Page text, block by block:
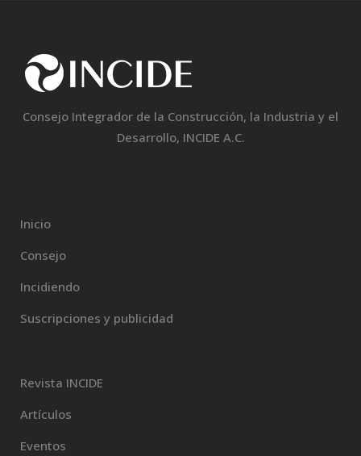
Consejo Integrador de la Construcción, la Industria y el
Desarrollo, INCIDE A.C.
Inicio
Consejo
Incidiendo
Suscripciones y publicidad
Revista INCIDE
Artículos
Eventos